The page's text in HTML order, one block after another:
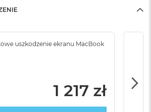
uszkodzenie ekranu MacBook
1 217 zł